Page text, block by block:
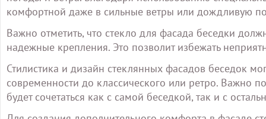
комфортной даже в сильные ветры или дождливую
Важно отметить, что стекло для фасада беседки
надежные крепления. Это позволит избежать
Стилистика и дизайн стеклянных фасадов беседок
современности до классического или ретро. Важно
будет сочетаться как с самой беседкой, так и с